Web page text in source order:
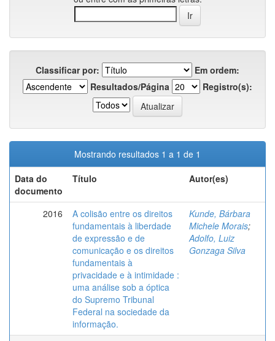
Classificar por:
Em ordem:
Resultados/Página
Registro(s):
Mostrando resultados 1 a 1 de 1
Data do
documento
Título Autor(es)
2016
A colisão entre os direitos
fundamentais à liberdade
de expressão e de
comunicação e os direitos
fundamentais à
privacidade e à intimidade :
uma análise sob a óptica
do Supremo Tribunal
Federal na sociedade da
informação.
Kunde, Bárbara
Michele Morais;
Adolfo, Luiz
Gonzaga Silva